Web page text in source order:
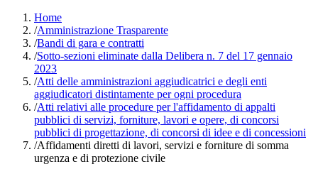
Home
/Amministrazione Trasparente
/Bandi di gara e contratti
/Sotto-sezioni eliminate dalla Delibera n. 7 del 17 gennaio
2023
/Atti delle amministrazioni aggiudicatrici e degli enti
aggiudicatori distintamente per ogni procedura
/Atti relativi alle procedure per l'affidamento di appalti
pubblici di servizi, forniture, lavori e opere, di concorsi
pubblici di progettazione, di concorsi di idee e di concessioni
/Affidamenti diretti di lavori, servizi e forniture di somma
urgenza e di protezione civile